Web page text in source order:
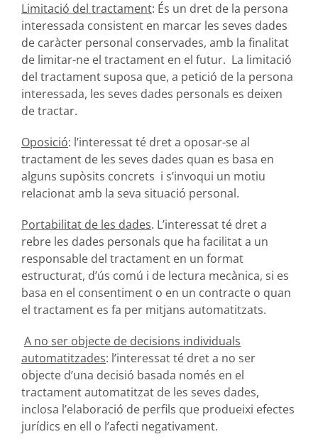
Limitació del tractament: És un dret de la persona
interessada consistent en marcar les seves dades
de caràcter personal conservades, amb la finalitat
de limitar-ne el tractament en el futur. La limitació
del tractament suposa que, a petició de la persona
interessada, les seves dades personals es deixen
de tractar.
Oposició: l’interessat té dret a oposar-se al
tractament de les seves dades quan es basa en
alguns supòsits concrets i s’invoqui un motiu
relacionat amb la seva situació personal.
Portabilitat de les dades. L’interessat té dret a
rebre les dades personals que ha facilitat a un
responsable del tractament en un format
estructurat, d’ús comú i de lectura mecànica, si es
basa en el consentiment o en un contracte o quan
el tractament es fa per mitjans automatitzats.
A no ser objecte de decisions individuals
automatitzades: l’interessat té dret a no ser
objecte d’una decisió basada només en el
tractament automatitzat de les seves dades,
inclosa l’elaboració de perfils que produeixi efectes
jurídics en ell o l’afecti negativament.